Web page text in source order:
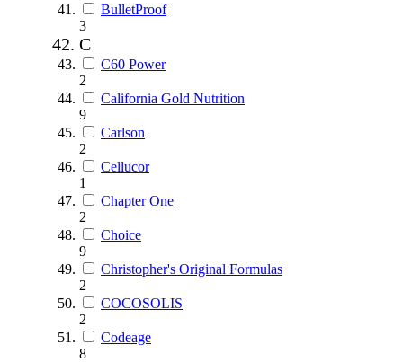
BulletProof
3
C
C60 Power
2
California Gold Nutrition
9
Carlson
2
Cellucor
1
Chapter One
2
Choice
9
Christopher's Original Formulas
2
COCOSOLIS
2
Codeage
8